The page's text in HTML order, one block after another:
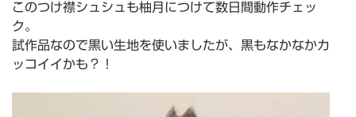
このつけ襟シュシュも柚月につけて数日間動作チェッ
ク。
試作品なので黒い生地を使いましたが、黒もなかなかカ
ッコイイかも？！